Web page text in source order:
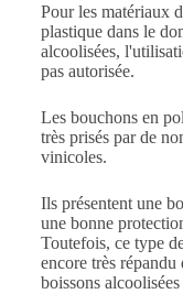
Pour les matériaux
plastique dans le
alcoolisées,
pas autorisée.
Les bouchons en
très prisés par de
vinicoles.
Ils présentent une
une bonne
Toutefois, ce type
encore très répandu
boissons